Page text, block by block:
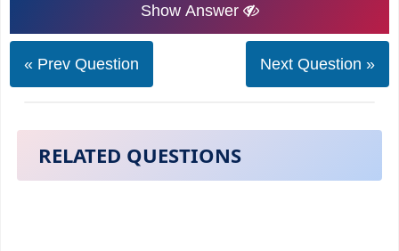
Show Answer
« Prev Question Next Question »
RELATED QUESTIONS